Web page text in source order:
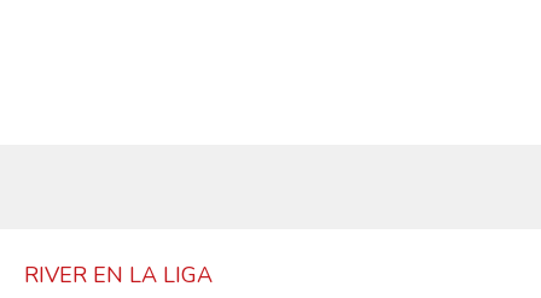
RIVER EN LA LIGA